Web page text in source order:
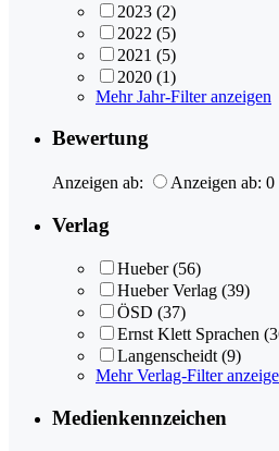
2023 (2)
2022 (5)
2021 (5)
2020 (1)
Mehr Jahr-Filter anzeigen
Bewertung
Anzeigen ab: Anzeigen ab: 0
Verlag
Hueber (56)
Hueber Verlag (39)
ÖSD (37)
Ernst Klett Sprachen
Langenscheidt (9)
Mehr Verlag-Filter
Medienkennzeichen